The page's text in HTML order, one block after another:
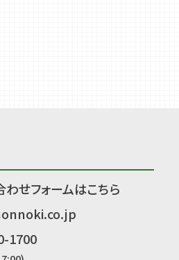
わせフォームはこちら
1700